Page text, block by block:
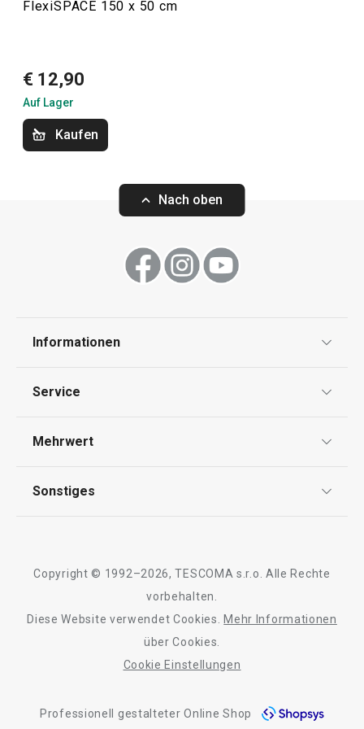
Weinglashalter, ein Flaschen- und Dosenregal oder ein
Küchenutensilien und Gadgets
€ 7,90
Alle Produkte der Linie FlexiSPACE
FlexiSPACE 150 x 50 cm
€ 12,90
Auf Lager
Kaufen
Nach oben
Informationen
Impressum
Service
Rückgabe von Waren/Reklamation
Mehrwert
Sonstiges
Barrierefreiheit
Copyright © 1992–2026, TESCOMA s.r.o. Alle Rechte
vorbehalten.
Diese Website verwendet Cookies.
Mehr Informationen
über Cookies.
Cookie Einstellungen
Professionell gestalteter Online Shop